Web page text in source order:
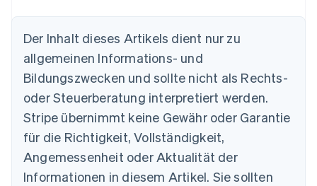
Der Inhalt dieses Artikels dient nur zu
allgemeinen Informations- und
Bildungszwecken und sollte nicht als Rechts-
oder Steuerberatung interpretiert werden.
Stripe übernimmt keine Gewähr oder Garantie
für die Richtigkeit, Vollständigkeit,
Angemessenheit oder Aktualität der
Informationen in diesem Artikel. Sie sollten
Australien
English
Belgien
Brasilien
PortuguêsEnglish
Bulgarien
English
Dänemark
English